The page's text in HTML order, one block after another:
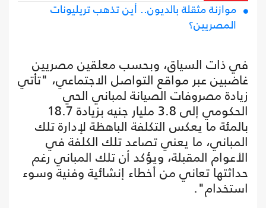
موازنة مثقلة بالديون.. أين تذهب تريليونات
المصريين؟
في ذات السياق، وبحسب معلقين مصريين
غاضبين عبر مواقع التواصل الاجتماعي، "تأتي
زيادة مصروفات الصيانة لمباني الحي
الحكومي إلى 3.8 مليار جنيه بزيادة 18.7
بالمئة ما يعكس التكلفة الباهظة لإدارة تلك
المباني، ما يعني تصاعد تلك الكلفة في
الأعوام المقبلة، ويؤكد أن تلك المباني رغم
حداثتها تعاني من أخطاء إنشائية وفنية وسوء
استخدام".